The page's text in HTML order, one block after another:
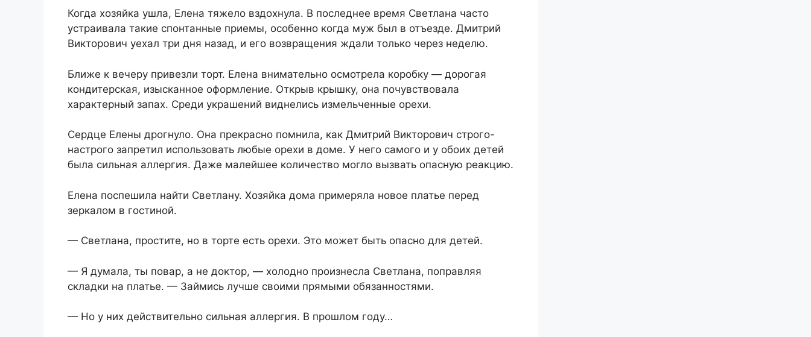
Когда хозяйка ушла, Елена тяжело вздохнула. В последнее время Светлана часто
устраивала такие спонтанные приемы, особенно когда муж был в отъезде. Дмитрий
Викторович уехал три дня назад, и его возвращения ждали только через неделю.
Ближе к вечеру привезли торт. Елена внимательно осмотрела коробку — дорогая
кондитерская, изысканное оформление. Открыв крышку, она почувствовала
характерный запах. Среди украшений виднелись измельченные орехи.
Сердце Елены дрогнуло. Она прекрасно помнила, как Дмитрий Викторович строго-
настрого запретил использовать любые орехи в доме. У него самого и у обоих детей
была сильная аллергия. Даже малейшее количество могло вызвать опасную реакцию.
Елена поспешила найти Светлану. Хозяйка дома примеряла новое платье перед
зеркалом в гостиной.
— Светлана, простите, но в торте есть орехи. Это может быть опасно для детей.
— Я думала, ты повар, а не доктор, — холодно произнесла Светлана, поправляя
складки на платье. — Займись лучше своими прямыми обязанностями.
— Но у них действительно сильная аллергия. В прошлом году…